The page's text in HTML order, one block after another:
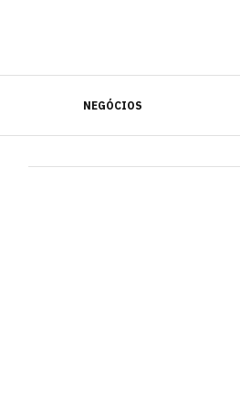
NEGÓCIOS